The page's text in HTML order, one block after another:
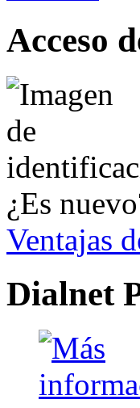
Acceso
¿Es
Ventajas
Dialnet